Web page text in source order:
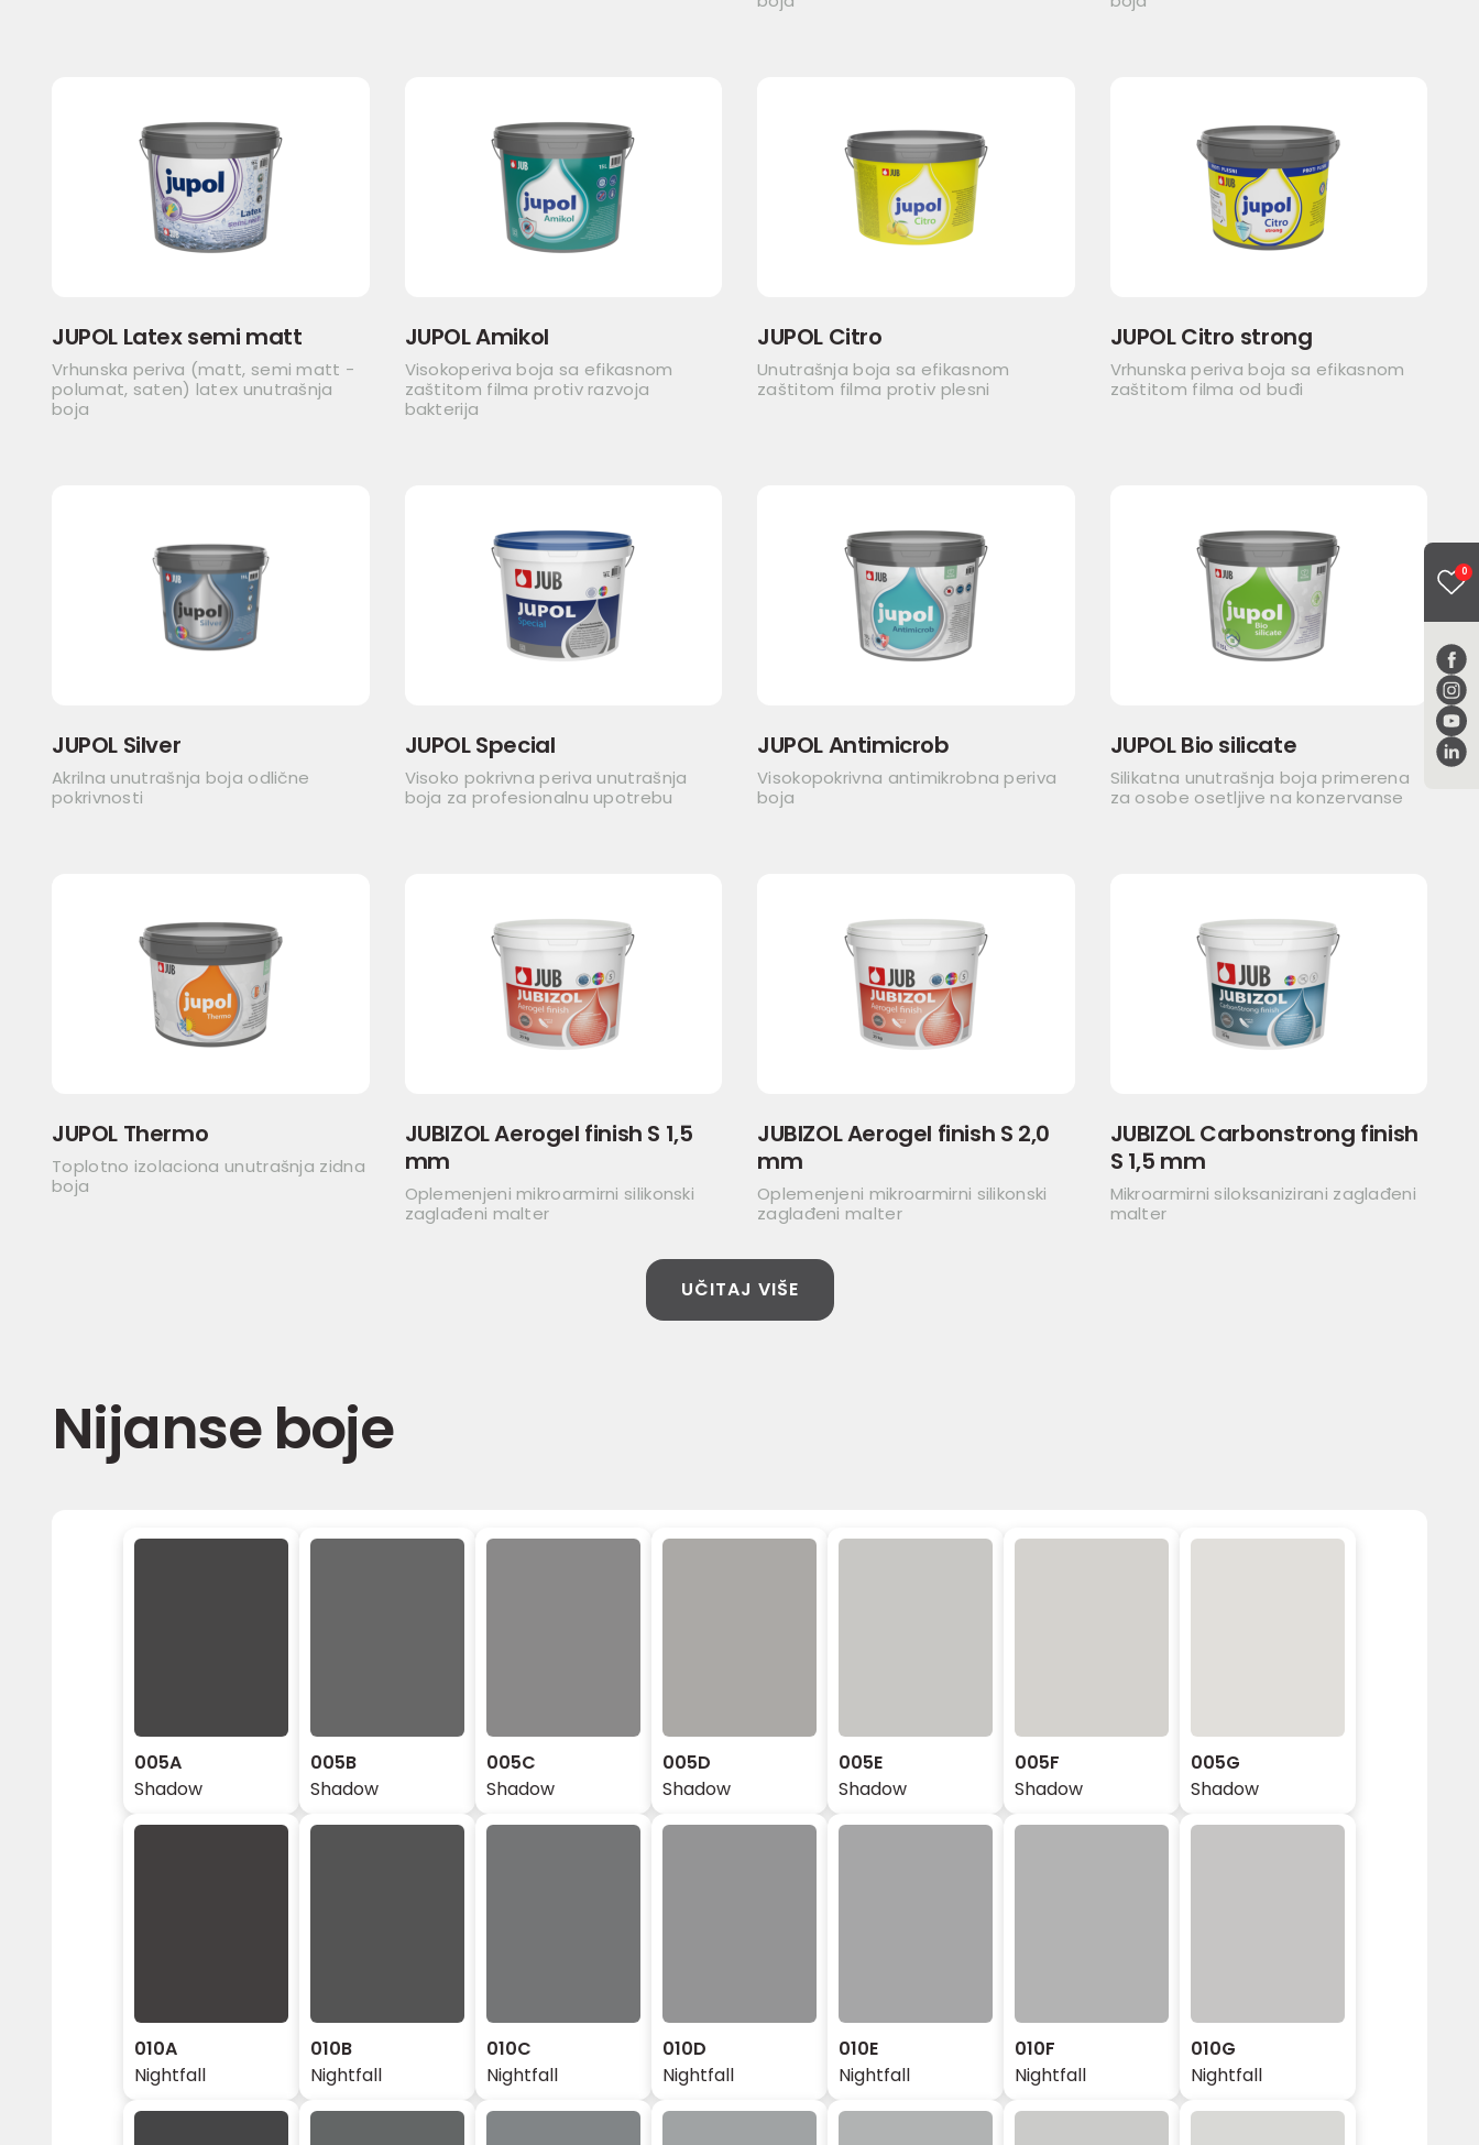
0
JUPOL Latex semi matt
Vrhunska periva (matt, semi matt -
polumat, saten) latex unutrašnja
boja
JUPOL Amikol
Visokoperiva boja sa efikasnom
zaštitom filma protiv razvoja
bakterija
JUPOL Citro
Unutrašnja boja sa efikasnom
zaštitom filma protiv plesni
JUPOL Citro strong
Vrhunska periva boja sa efikasnom
zaštitom filma od buđi
JUPOL Silver
Akrilna unutrašnja boja odlične
pokrivnosti
JUPOL Special
Visoko pokrivna periva unutrašnja
boja za profesionalnu upotrebu
JUPOL Antimicrob
Visokopokrivna antimikrobna periva
boja
JUPOL Bio silicate
Silikatna unutrašnja boja primerena
za osobe osetljive na konzervanse
JUPOL Thermo
Toplotno izolaciona unutrašnja zidna
boja
JUBIZOL Aerogel finish S 1,5
mm
Oplemenjeni mikroarmirni silikonski
zaglađeni malter
JUBIZOL Aerogel finish S 2,0
mm
Oplemenjeni mikroarmirni silikonski
zaglađeni malter
JUBIZOL Carbonstrong finish
S 1,5 mm
Mikroarmirni siloksanizirani zaglađeni
malter
UČITAJ VIŠE
Nijanse boje
005A
Shadow
005B
Shadow
005C
Shadow
005D
Shadow
005E
Shadow
005F
Shadow
005G
Shadow
010A
Nightfall
010B
Nightfall
010C
Nightfall
010D
Nightfall
010E
Nightfall
010F
Nightfall
010G
Nightfall